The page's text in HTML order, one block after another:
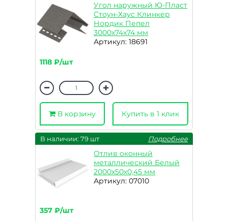
Угол наружный Ю-Пласт
Стоун-Хаус Клинкер
Нордик Пепел
3000х74х74 мм
Артикул: 18691
1118 ₽/шт
В корзину Купить в 1 клик
В наличии: 79 шт Подробнее
Отлив оконный
металлический Белый
2000х50х0,45 мм
Артикул: 07010
357 ₽/шт